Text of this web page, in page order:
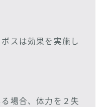
スは効果を実施し
場合、体力を２失